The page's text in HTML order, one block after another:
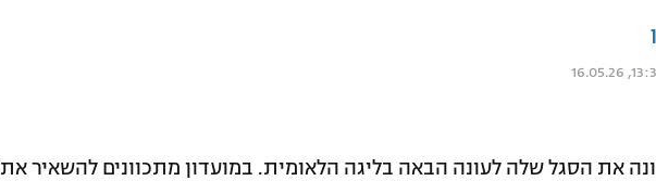
את הסגל שלה לעונה הבאה בליגה הלאומית. במועדון מתכוונים להשאיר את